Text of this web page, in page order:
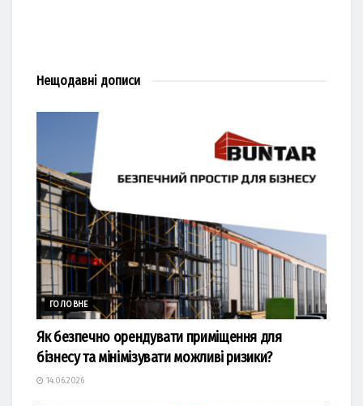
Нещодавні дописи
ГОЛОВНЕ
Як безпечно орендувати приміщення для
бізнесу та мінімізувати можливі ризики?
14.06.2026